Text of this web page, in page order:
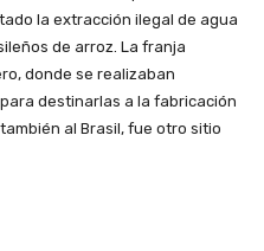
la extracción ilegal de agua
de arroz. La franja
donde se realizaban
destinarlas a la fabricación
al Brasil, fue otro sitio